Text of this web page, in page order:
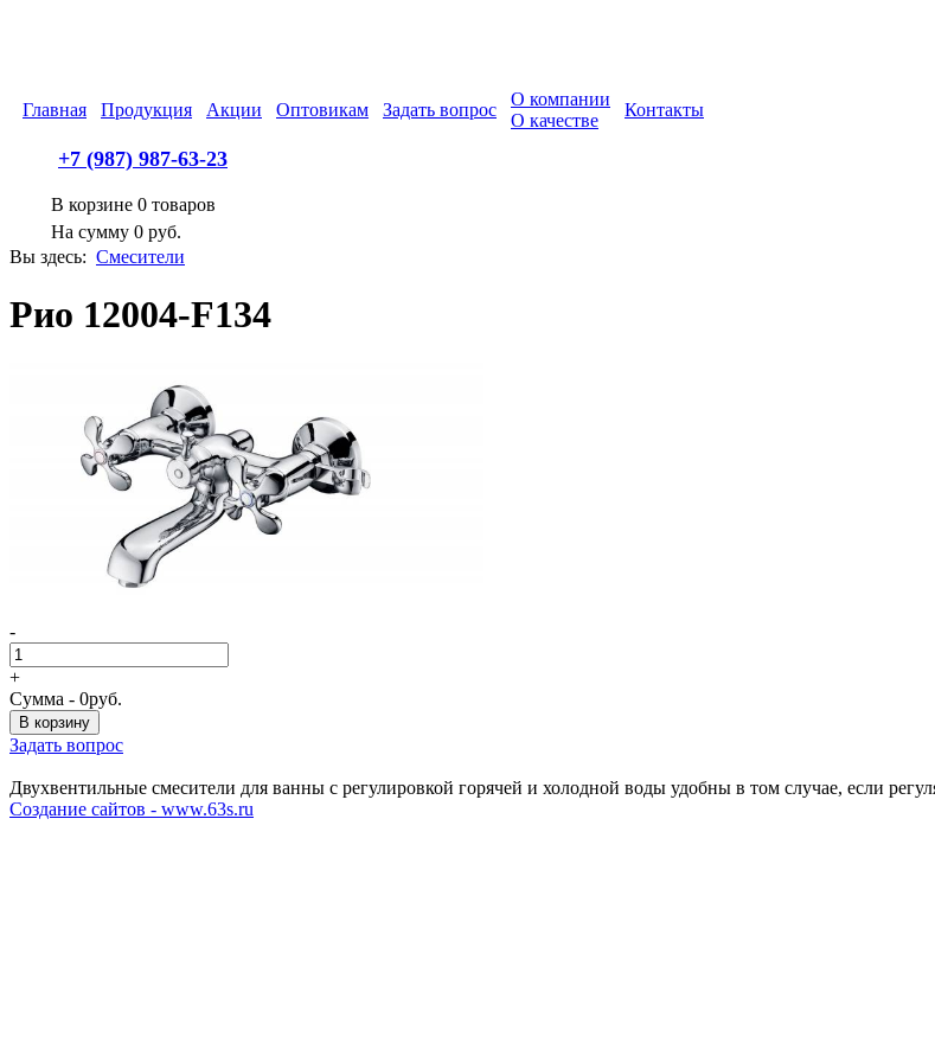
Главная Продукция Акции Оптовикам Задать вопрос
О компании
О качестве
Контакты
+7 (987) 987-63-23
В корзине 0 товаров
На сумму 0 руб.
Вы здесь: Смесители
Рио 12004-F134
-
+
Сумма - 0руб.
Задать вопрос
Двухвентильные смесители для ванны с регулировкой горячей и холодной воды удобны в том случае, если
Создание сайтов - www.63s.ru